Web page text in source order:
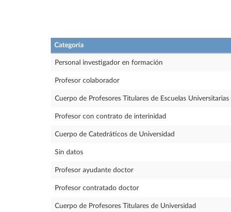
Categoría
Personal investigador en formación
Profesor colaborador
Cuerpo de Profesores Titulares de Escuelas Universitarias
Profesor con contrato de interinidad
Cuerpo de Catedráticos de Universidad
Sin datos
Profesor ayudante doctor
Profesor contratado doctor
Cuerpo de Profesores Titulares de Universidad